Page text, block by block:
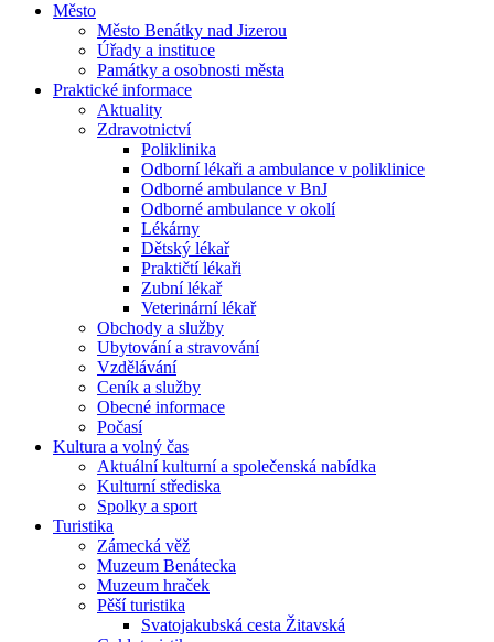
Město
Město Benátky nad Jizerou
Úřady a instituce
Památky a osobnosti města
Praktické informace
Aktuality
Zdravotnictví
Poliklinika
Odborní lékaři a ambulance v poliklinice
Odborné ambulance v BnJ
Odborné ambulance v okolí
Lékárny
Dětský lékař
Praktičtí lékaři
Zubní lékař
Veterinární lékař
Obchody a služby
Ubytování a stravování
Vzdělávání
Ceník a služby
Obecné informace
Počasí
Kultura a volný čas
Aktuální kulturní a společenská nabídka
Kulturní střediska
Spolky a sport
Turistika
Zámecká věž
Muzeum Benátecka
Muzeum hraček
Pěší turistika
Svatojakubská cesta Žitavská